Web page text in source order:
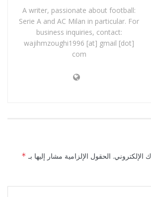
A writer, passionate about football:
Serie A and AC Milan in particular. For
business inquiries, contact:
wajihmzoughi1996 [at] gmail [dot]
com
الإلكتروني. الحقول الإلزامية مشار إليها بـ *